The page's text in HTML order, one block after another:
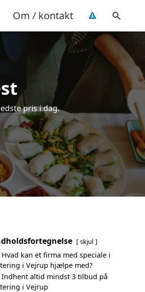
Om / kontakt
pris i dag.
skjul
Hvad kan et firma med speciale i
i Vejrup hjælpe med?
Indhent altid mindst 3 tilbud på
i Vejrup